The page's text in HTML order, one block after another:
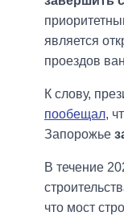
является
проездов
К слову,
пообещал,
Запорожье
В течение
что мост